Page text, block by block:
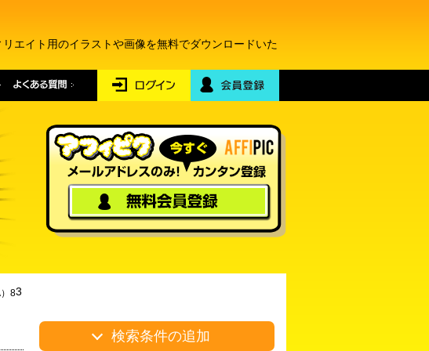
エイト用のイラストや画像を無料でダウンロードいた
3
8
検索条件の追加